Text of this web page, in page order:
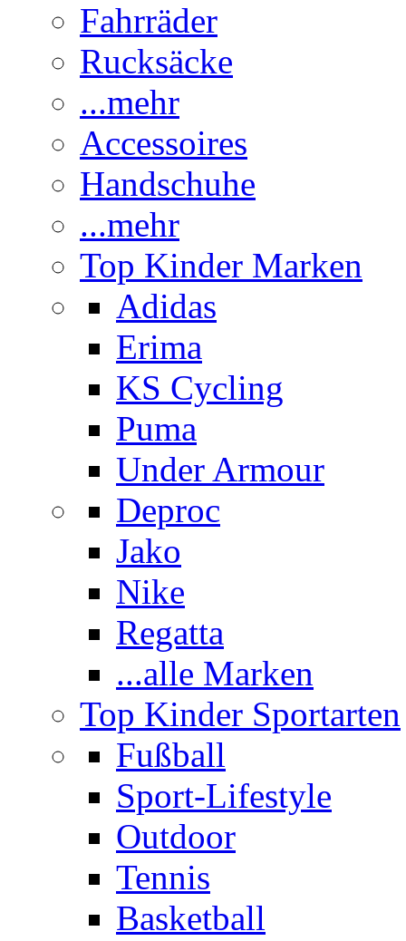
Fahrräder
Rucksäcke
...mehr
Accessoires
Handschuhe
...mehr
Top Kinder Marken
Adidas
Erima
KS Cycling
Puma
Under Armour
Deproc
Jako
Nike
Regatta
...alle Marken
Top Kinder Sportarten
Fußball
Sport-Lifestyle
Outdoor
Tennis
Basketball